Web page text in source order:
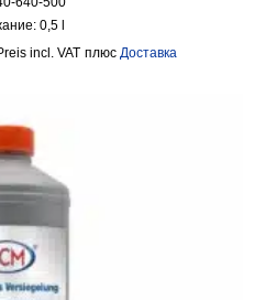
0,5
incl. VAT плюс Доставка